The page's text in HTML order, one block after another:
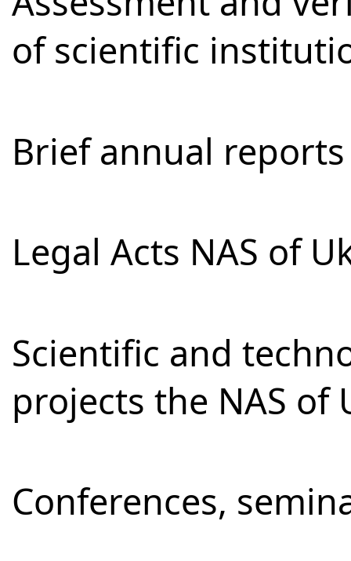
of scientific
Brief annual
Legal Acts NAS of
Scientific and
projects the NAS of
Conferences,